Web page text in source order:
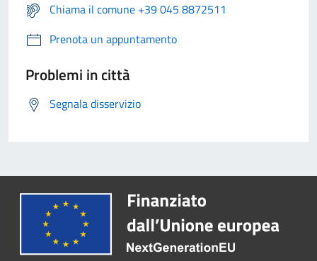
Chiama il comune +39 045 8872511
Prenota un appuntamento
Problemi in città
Segnala disservizio